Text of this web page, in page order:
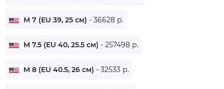
M 7 (EU 39, 25 см) - 36628 р.
M 7.5 (EU 40, 25.5 см) - 257498 р.
M 8 (EU 40.5, 26 см) - 32533 р.